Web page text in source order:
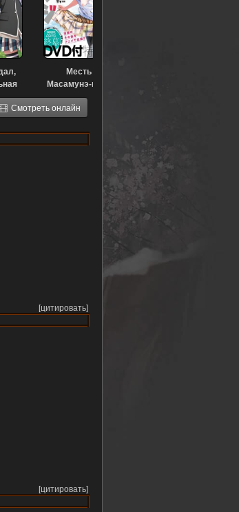
Смотреть онлайн
Месть
Масамунэ-куна
(2018)
[цитировать]
[цитировать]